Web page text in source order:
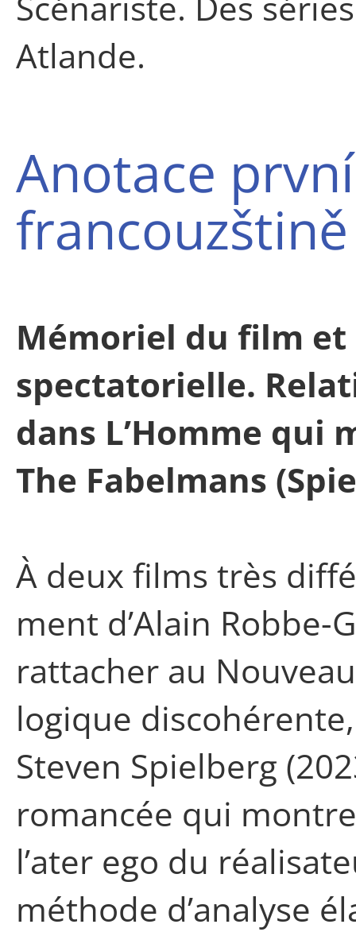
Atlande.
Anotace
francouzštině
Mémoriel du film
spectatorielle.
dans L’Homme qui
The Fabelmans
À deux films très
ment d’Alain Robbe-
rattacher au
logique
Steven Spielberg
romancée qui
l’ater ego du
méthode d’analyse